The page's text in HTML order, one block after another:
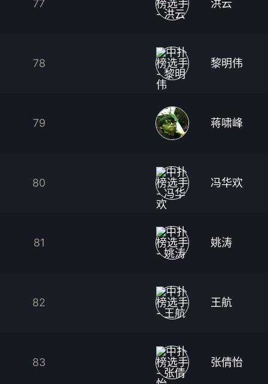
77 洪云
78 黎明伟
79 蒋啸峰
80 冯华欢
81 姚涛
82 王航
83 张倩怡